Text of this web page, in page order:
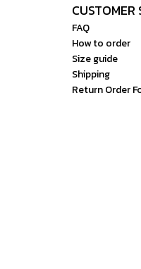
CUSTOMER
FAQ
How to order
Size guide
Shipping
Return Order